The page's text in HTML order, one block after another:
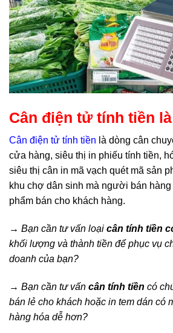
Cân điện tử tính tiền
Cân điện tử tính tiền là dòng cân
cửa hàng, siêu thị in phiếu tính tiền,
siêu thị cân in mã vạch quét mã sản
khu chợ dân sinh mà người bán hàng
phẩm bán cho khách hàng.
→ Bạn cần tư vấn loại cân tính tiền
khối lượng và thành tiền để phục vụ
doanh của bạn?
→ Bạn cần tư vấn cân tính tiền có
bán lẻ cho khách hoặc in tem dán có
hàng hóa dễ hơn?